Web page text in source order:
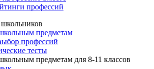
профессий
предметам
профессий
тесты
предметам для 8-11 классов